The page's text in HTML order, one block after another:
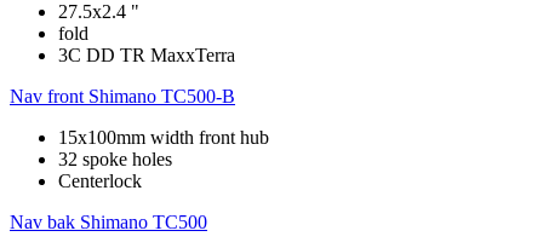
27.5x2.4 "
fold
3C DD TR MaxxTerra
Nav front Shimano TC500-B
15x100mm width front hub
32 spoke holes
Centerlock
Nav bak Shimano TC500